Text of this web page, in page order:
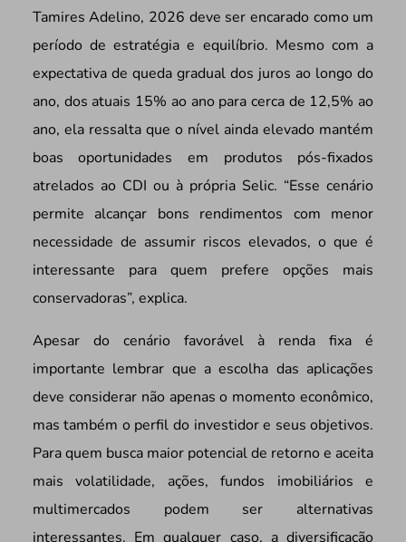
Tamires Adelino, 2026 deve ser encarado como um
período de estratégia e equilíbrio. Mesmo com a
expectativa de queda gradual dos juros ao longo do
ano, dos atuais 15% ao ano para cerca de 12,5% ao
ano, ela ressalta que o nível ainda elevado mantém
boas oportunidades em produtos pós-fixados
atrelados ao CDI ou à própria Selic. “Esse cenário
permite alcançar bons rendimentos com menor
necessidade de assumir riscos elevados, o que é
interessante para quem prefere opções mais
conservadoras”, explica.
Apesar do cenário favorável à renda fixa é
importante lembrar que a escolha das aplicações
deve considerar não apenas o momento econômico,
mas também o perfil do investidor e seus objetivos.
Para quem busca maior potencial de retorno e aceita
mais volatilidade, ações, fundos imobiliários e
multimercados podem ser alternativas
interessantes. Em qualquer caso, a diversificação